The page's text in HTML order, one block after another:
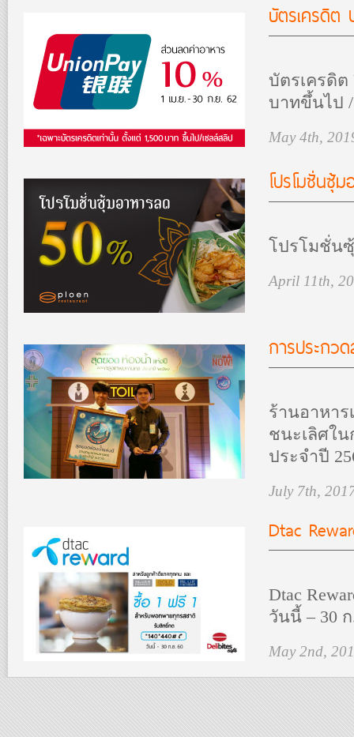
บัตรเครดิต
บัตรเครดิต
บาทขึ้นไป
May 4th,
โปรโมชั่นซุ้
โปรโมชั่น
April 11th,
การประกว
ร้านอาหาร
ชนะเลิศใ
ประจำปี
July 7th,
Dtac
Dtac
วันนี้ – 30
May 2nd,